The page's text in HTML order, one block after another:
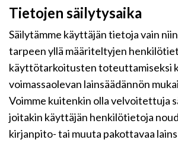
Tietojen säilytysaika
Säilytämme käyttäjän tietoja vain
tarpeen yllä määriteltyjen
käyttötarkoitusten toteuttamiseksi
voimassaolevan lainsäädännön
Voimme kuitenkin olla velvoitettuja
joitakin käyttäjän henkilötietoja
kirjanpito- tai muuta pakottavaa